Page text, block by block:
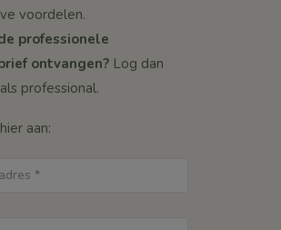
voordelen.
professionele
ontvangen?Log dan
professional.
aan: